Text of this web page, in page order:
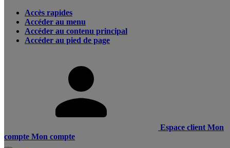
Accès rapides
Accéder au menu
Accéder au contenu principal
Accéder au pied de page
Espace client Mon
compte Mon compte